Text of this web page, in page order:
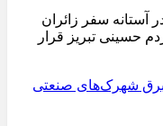
آستانه سفر زائران
حسینی تبریز قرار